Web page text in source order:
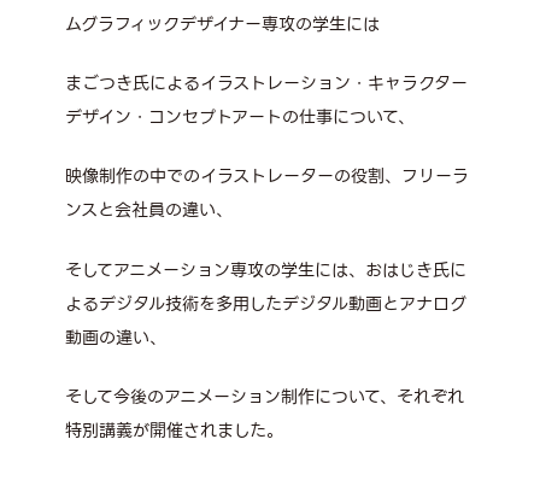
ムグラフィックデザイナー専攻の学生には
まごつき氏によるイラストレーション・キャラクター
デザイン・コンセプトアートの仕事について、
映像制作の中でのイラストレーターの役割、フリーラ
ンスと会社員の違い、
そしてアニメーション専攻の学生には、おはじき氏に
よるデジタル技術を多用したデジタル動画とアナログ
動画の違い、
そして今後のアニメーション制作について、それぞれ
特別講義が開催されました。